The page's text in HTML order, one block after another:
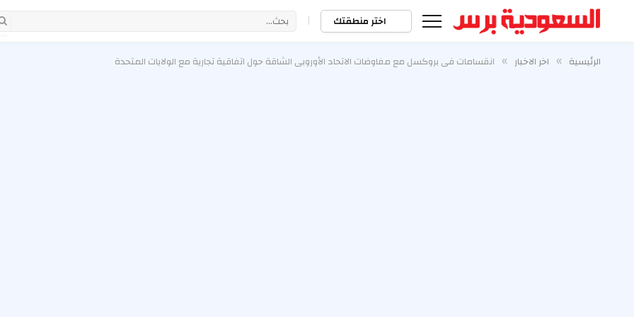
اختر منطقتك |
الرئيسية » اخر الاخبار » انقسامات في بروكسل مع مفاوضات الاتحاد الأوروبي الشاقة حول اتفاقية تجارية مع الولايات المتحدة